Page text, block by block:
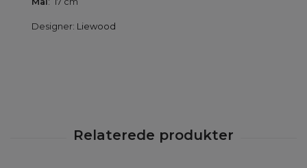
Designer: Liewood